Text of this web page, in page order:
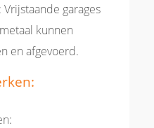
Vrijstaande garages
kunnen
en afgevoerd.